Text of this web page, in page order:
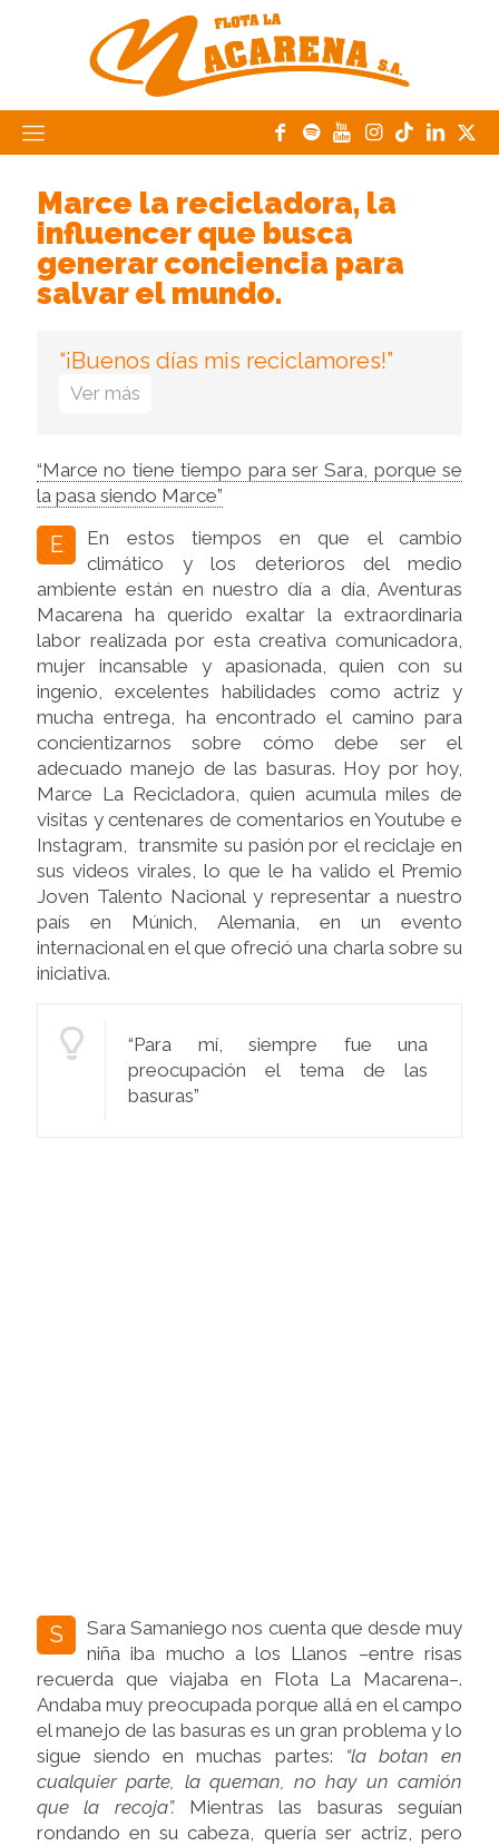
Marce la recicladora, la
influencer que busca
generar conciencia para
salvar el mundo.
“¡Buenos días mis reciclamores!”
Ver más
término, Sara nos dice que “reciclamor une
el reciclaje con el amor, ese ingrediente
principal que tiene el reciclador con su
trabajo. No es fácil hacer esta tarea si no es
con amor…levantarse todos los días, meter
las manos en la basura, olores terribles, en
condiciones no tan chéveres….requiere
mucho amor, por el trabajo, por la familia”. Y
al indagarle si ha sido fácil o difícil generar
conciencia en la gente, nos dice que “para mí
fue muy fácil porque me gusta mucho y me
apasiona. La gente, poco a poco va
aprendiendo…”.
“Marce no tiene tiempo para ser Sara, porque se
la pasa siendo Marce”
E
En estos tiempos en que el cambio
climático y los deterioros del medio
ambiente están en nuestro día a día, Aventuras
Macarena ha querido exaltar la extraordinaria
labor realizada por esta creativa comunicadora,
mujer incansable y apasionada, quien con su
ingenio, excelentes habilidades como actriz y
mucha entrega, ha encontrado el camino para
concientizarnossobre cómo debe ser el
adecuado manejo de las basuras. Hoy por hoy,
Marce La Recicladora, quien acumula miles de
visitas y centenares de comentarios en Youtube e
Instagram, transmite su pasión porel reciclaje en
sus videos virales, lo que le ha valido el Premio
Joven Talento Nacional y representar a nuestro
país en Múnich, Alemania, en un evento
internacional en el que ofreció una charla sobre su
iniciativa.
“Para mí, siempre fue una
preocupación el tema de las
basuras”
S
Sara Samaniego nos cuenta que desde muy
niña iba mucho a los Llanos –entre risas
recuerda que viajaba en Flota La Macarena–.
Andaba muy preocupada porque allá en el campo
el manejo de las basuras es un gran problema y lo
sigue siendo en muchas partes:
“la botan en
cualquier parte, la queman, no hay un camión
que la recoja”.Mientras las basuras seguían
rondando en su cabeza, quería ser actriz, pero